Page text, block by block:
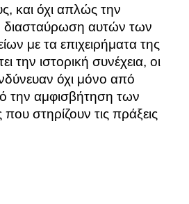
και όχι απλώς την
διασταύρωση αυτών των
με τα επιχειρήματα της
την ιστορική συνέχεια, οι
όχι μόνο από
την αμφισβήτηση των
στηρίζουν τις πράξεις